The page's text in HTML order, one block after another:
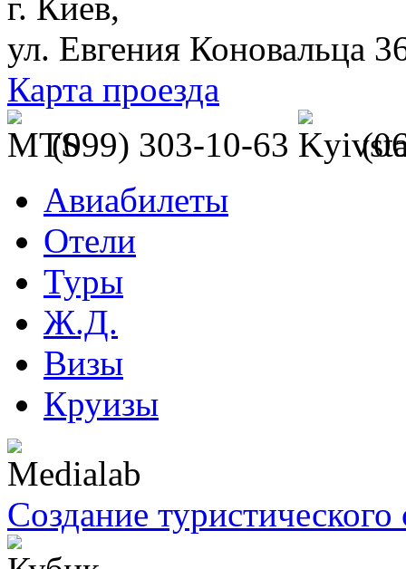
г. Киев,
ул. Евгения Коновальца
Карта проезда
(099) 303-10-63
Авиабилеты
Отели
Туры
Ж.Д.
Визы
Круизы
Создание туристического